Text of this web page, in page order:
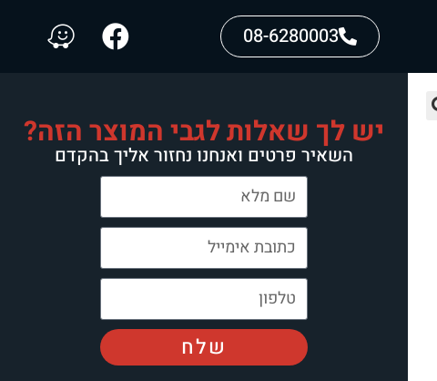
08-6280003
יש לך שאלות לגבי המוצר הזה?
השאיר פרטים ואנחנו נחזור אליך בהקדם
שלח